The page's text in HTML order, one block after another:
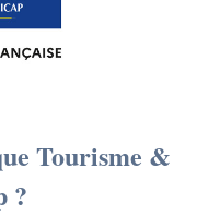
Tourisme &
?